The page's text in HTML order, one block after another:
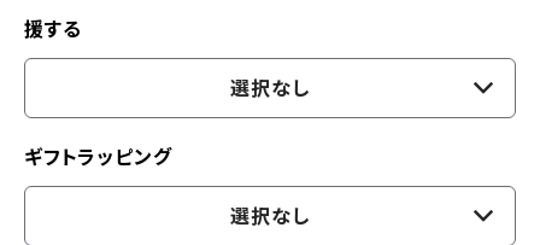
援する
選択なし
ギフトラッピング
選択なし